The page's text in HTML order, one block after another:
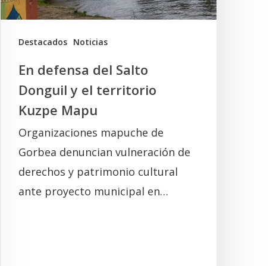
Destacados Noticias
territorio
Kuzpe
En defensa del Salto
Donguil y el territorio
Kuzpe Mapu
Organizaciones mapuche de
Gorbea denuncian vulneración de
derechos y patrimonio cultural
ante proyecto municipal en…